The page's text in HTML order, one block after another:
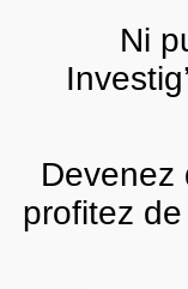
Psychologie
FRNi
Devenez
profitez